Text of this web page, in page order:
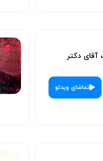
آقای دکتر
تماشای ویدئو